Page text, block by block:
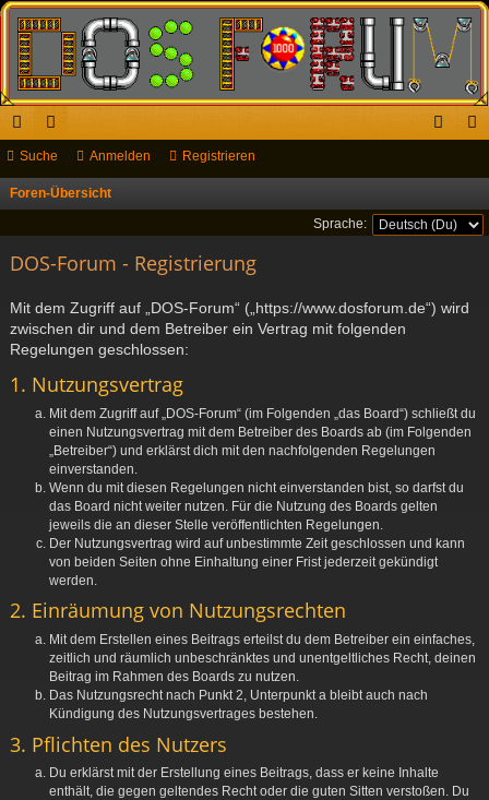
ch
ne
ug
or
en
el rie
Suche Anmelden Registrieren
Foren-Übersicht
u
Sprache:
DOS-Forum - Registrierung
Mit dem Zugriff auf „DOS-Forum“ („https://www.dosforum.de“) wird
zwischen dir und dem Betreiber ein Vertrag mit folgenden
Regelungen geschlossen:
1. Nutzungsvertrag
Mit dem Zugriff auf „DOS-Forum“ (im Folgenden „das Board“) schließt du
einen Nutzungsvertrag mit dem Betreiber des Boards ab (im Folgenden
„Betreiber“) und erklärst dich mit den nachfolgenden Regelungen
einverstanden.
Wenn du mit diesen Regelungen nicht einverstanden bist, so darfst du
das Board nicht weiter nutzen. Für die Nutzung des Boards gelten
jeweils die an dieser Stelle veröffentlichten Regelungen.
Der Nutzungsvertrag wird auf unbestimmte Zeit geschlossen und kann
von beiden Seiten ohne Einhaltung einer Frist jederzeit gekündigt
werden.
2. Einräumung von Nutzungsrechten
Mit dem Erstellen eines Beitrags erteilst du dem Betreiber ein einfaches,
zeitlich und räumlich unbeschränktes und unentgeltliches Recht, deinen
Beitrag im Rahmen des Boards zu nutzen.
Das Nutzungsrecht nach Punkt 2, Unterpunkt a bleibt auch nach
Kündigung des Nutzungsvertrages bestehen.
3. Pflichten des Nutzers
Du erklärst mit der Erstellung eines Beitrags, dass er keine Inhalte
enthält, die gegen geltendes Recht oder die guten Sitten verstoßen. Du